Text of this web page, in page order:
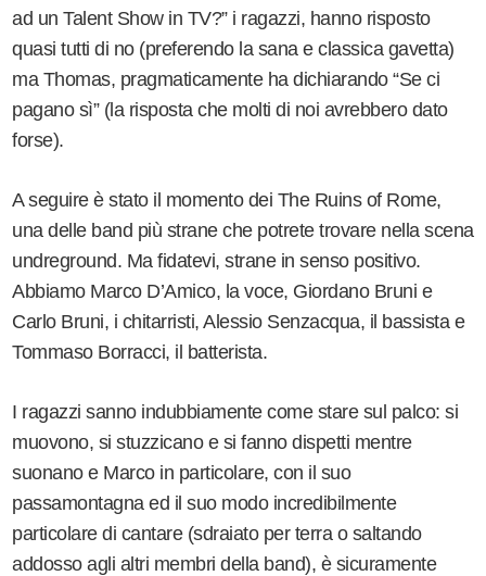
ad un Talent Show in TV?” i ragazzi, hanno risposto
quasi tutti di no (preferendo la sana e classica gavetta)
ma Thomas, pragmaticamente ha dichiarando “Se ci
pagano sì” (la risposta che molti di noi avrebbero dato
forse).
A seguire è stato il momento dei The Ruins of Rome,
una delle band più strane che potrete trovare nella scena
undreground. Ma fidatevi, strane in senso positivo.
Abbiamo Marco D’Amico, la voce, Giordano Bruni e
Carlo Bruni, i chitarristi, Alessio Senzacqua, il bassista e
Tommaso Borracci, il batterista.
I ragazzi sanno indubbiamente come stare sul palco: si
muovono, si stuzzicano e si fanno dispetti mentre
suonano e Marco in particolare, con il suo
passamontagna ed il suo modo incredibilmente
particolare di cantare (sdraiato per terra o saltando
addosso agli altri membri della band), è sicuramente